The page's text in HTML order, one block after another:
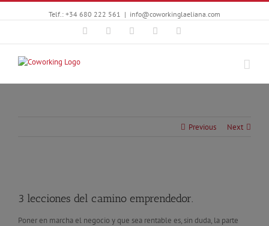
Telf.: +34 680 222 561 | info@coworkinglaeliana.com
FacebookTwitterYouTubeInstagramGoogle+
Previous Next
3 lecciones del camino emprendedor.
Poner en marcha el negocio y que sea rentable es, sin duda, la parte